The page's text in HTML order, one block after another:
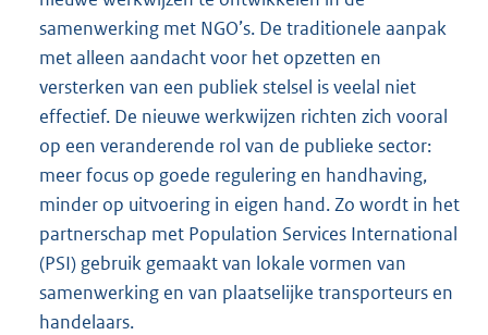
samenwerking met NGO’s. De traditionele aanpak
met alleen aandacht voor het opzetten en
versterken van een publiek stelsel is veelal niet
effectief. De nieuwe werkwijzen richten zich vooral
op een veranderende rol van de publieke sector:
meer focus op goede regulering en handhaving,
minder op uitvoering in eigen hand. Zo wordt in het
partnerschap met Population Services International
(PSI) gebruik gemaakt van lokale vormen van
samenwerking en van plaatselijke transporteurs en
handelaars.